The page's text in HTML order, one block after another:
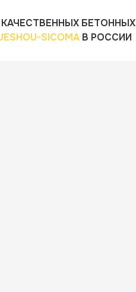
БЕТОННЫХ
SICOMAВ РОССИИ